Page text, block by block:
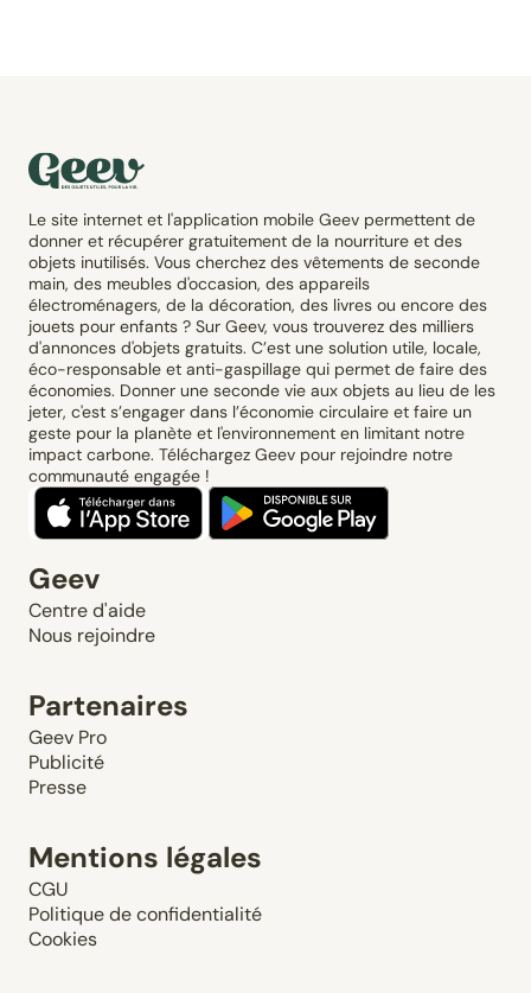
Le site internet et l'application mobile Geev permettent de
donner et récupérer gratuitement de la nourriture et des
objets inutilisés. Vous cherchez des vêtements de seconde
main, des meubles d'occasion, des appareils
électroménagers, de la décoration, des livres ou encore des
jouets pour enfants ? Sur Geev, vous trouverez des milliers
d'annonces d'objets gratuits. C’est une solution utile, locale,
éco-responsable et anti-gaspillage qui permet de faire des
économies. Donner une seconde vie aux objets au lieu de les
jeter, c'est s’engager dans l’économie circulaire et faire un
geste pour la planète et l'environnement en limitant notre
impact carbone. Téléchargez Geev pour rejoindre notre
communauté engagée !
Geev
Centre d'aide
Nous rejoindre
Partenaires
Geev Pro
Publicité
Presse
Mentions légales
CGU
Politique de confidentialité
Cookies